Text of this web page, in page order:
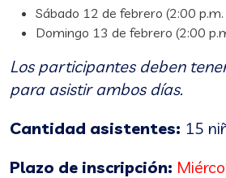
Sábado 12 de febrero (2:00
Domingo 13 de febrero (2:00
Los participantes deben
para asistir ambos días.
Cantidad asistentes: 15
Plazo de inscripción: